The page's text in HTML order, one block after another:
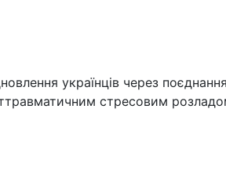
українців через поєднання
стресовим